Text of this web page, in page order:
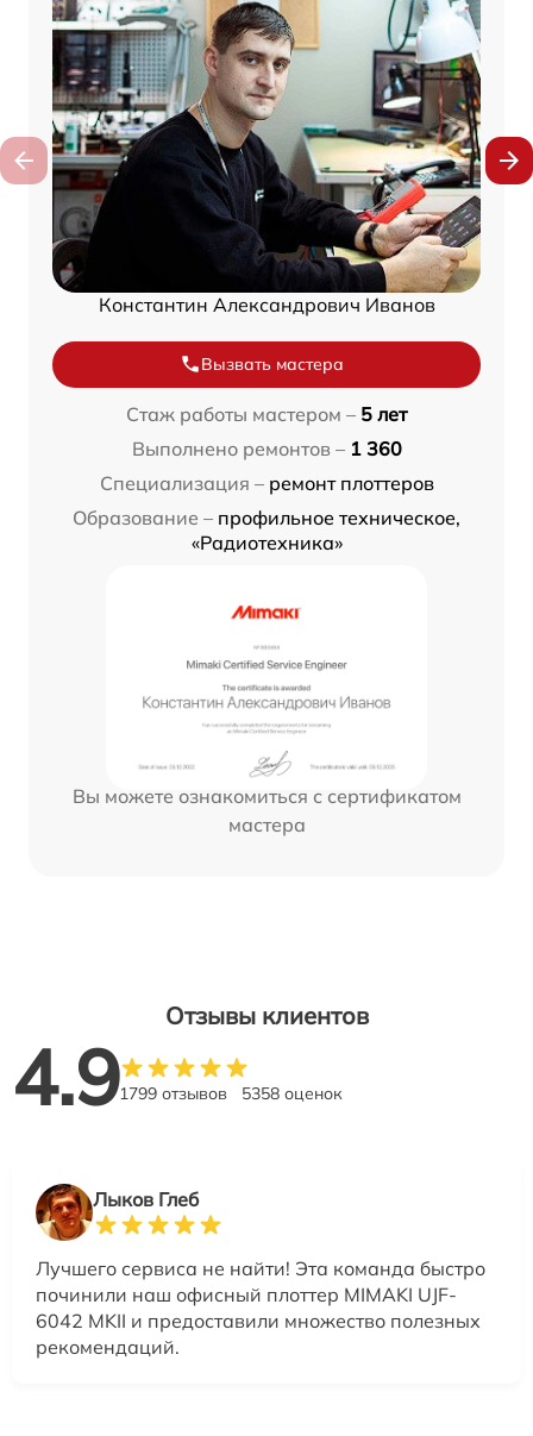
Константин Александрович Иванов
Вызвать мастера
Стаж работы мастером – 5 лет
Выполнено ремонтов – 1 360
Специализация – ремонт плоттеров
Образование – профильное техническое,
«Радиотехника»
Вы можете ознакомиться с сертификатом
мастера
Отзывы клиентов
4.91799 отзывов 5358 оценок
Лыков Глеб
Лучшего сервиса не найти! Эта команда быстро
починили наш офисный плоттер MIMAKI UJF-
6042 MKII и предоставили множество полезных
рекомендаций.